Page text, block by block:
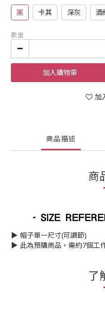
黑 卡其 深灰 酒
數量
加入購物車
加
商品描述
商
▶︎ 帽子單一尺寸(可調節)
▶︎ 此為預購商品，需約7個工
了